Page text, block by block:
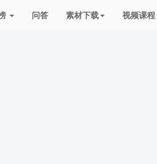
品牌榜 问答 素材下载